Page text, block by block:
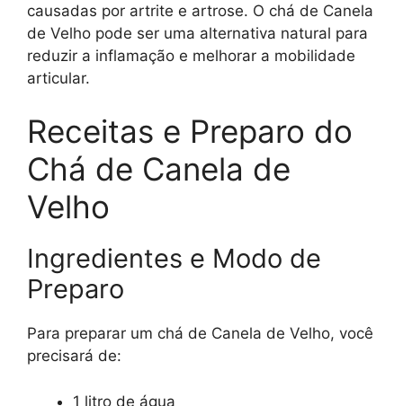
causadas por artrite e artrose. O chá de Canela
de Velho pode ser uma alternativa natural para
reduzir a inflamação e melhorar a mobilidade
articular.
Receitas e Preparo do
Chá de Canela de
Velho
Ingredientes e Modo de
Preparo
Para preparar um chá de Canela de Velho, você
precisará de:
1 litro de água